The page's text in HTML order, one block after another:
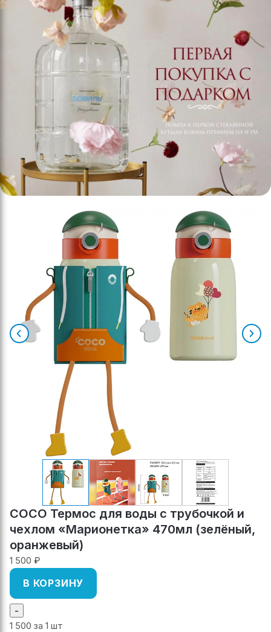
COCO Термос для воды с трубочкой и
чехлом «Марионетка» 470мл (зелёный,
оранжевый)
1 500 ₽
В КОРЗИНУ
-
1 500 за 1 шт